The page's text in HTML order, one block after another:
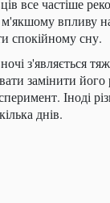
все частіше
м'якшому впливу
спокійному сну.
з'являється
замінити
Іноді
днів.